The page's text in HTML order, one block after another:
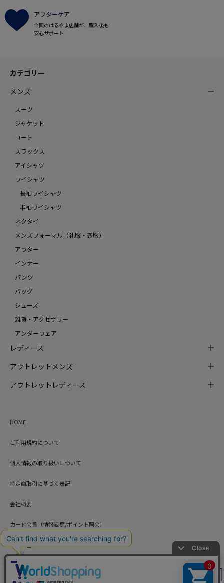
絞り込み
アフターケア
全国のはるやま店舗が、購入後も
安心サポート
カテゴリー
メンズ
スーツ
ジャケット
コート
スラックス
アイシャツ
ワイシャツ
長袖ワイシャツ
半袖ワイシャツ
ネクタイ
メンズフォーマル（礼服・喪服）
アウター
インナー
パンツ
バッグ
シューズ
雑貨・アクセサリー
アンダーウェア
レディース
アウトレットメンズ
アウトレットレディース
HOME
ご利用規約について
個人情報の取り扱いについて
特定商取引に基づく表記
会社概要
カード会員（情報変更/ポイント照会）